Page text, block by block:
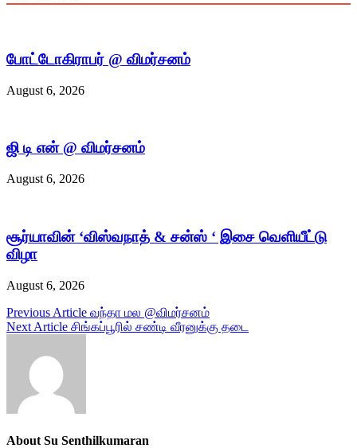
போட்டோகிராபர் @ விமர்சனம்
August 6, 2026
ஜி டி என் @ விமர்சனம்
August 6, 2026
சூர்யாவின் ‘விஸ்வநாத் & சன்ஸ் ‘ இசை வெளியீட்டு
விழா
August 6, 2026
Post
navigation
Previous Article வந்தா மல @விமர்சனம்
Next Article சிங்கப்பூரில் சண்டி வீரனுக்கு தடை
About Su Senthilkumaran